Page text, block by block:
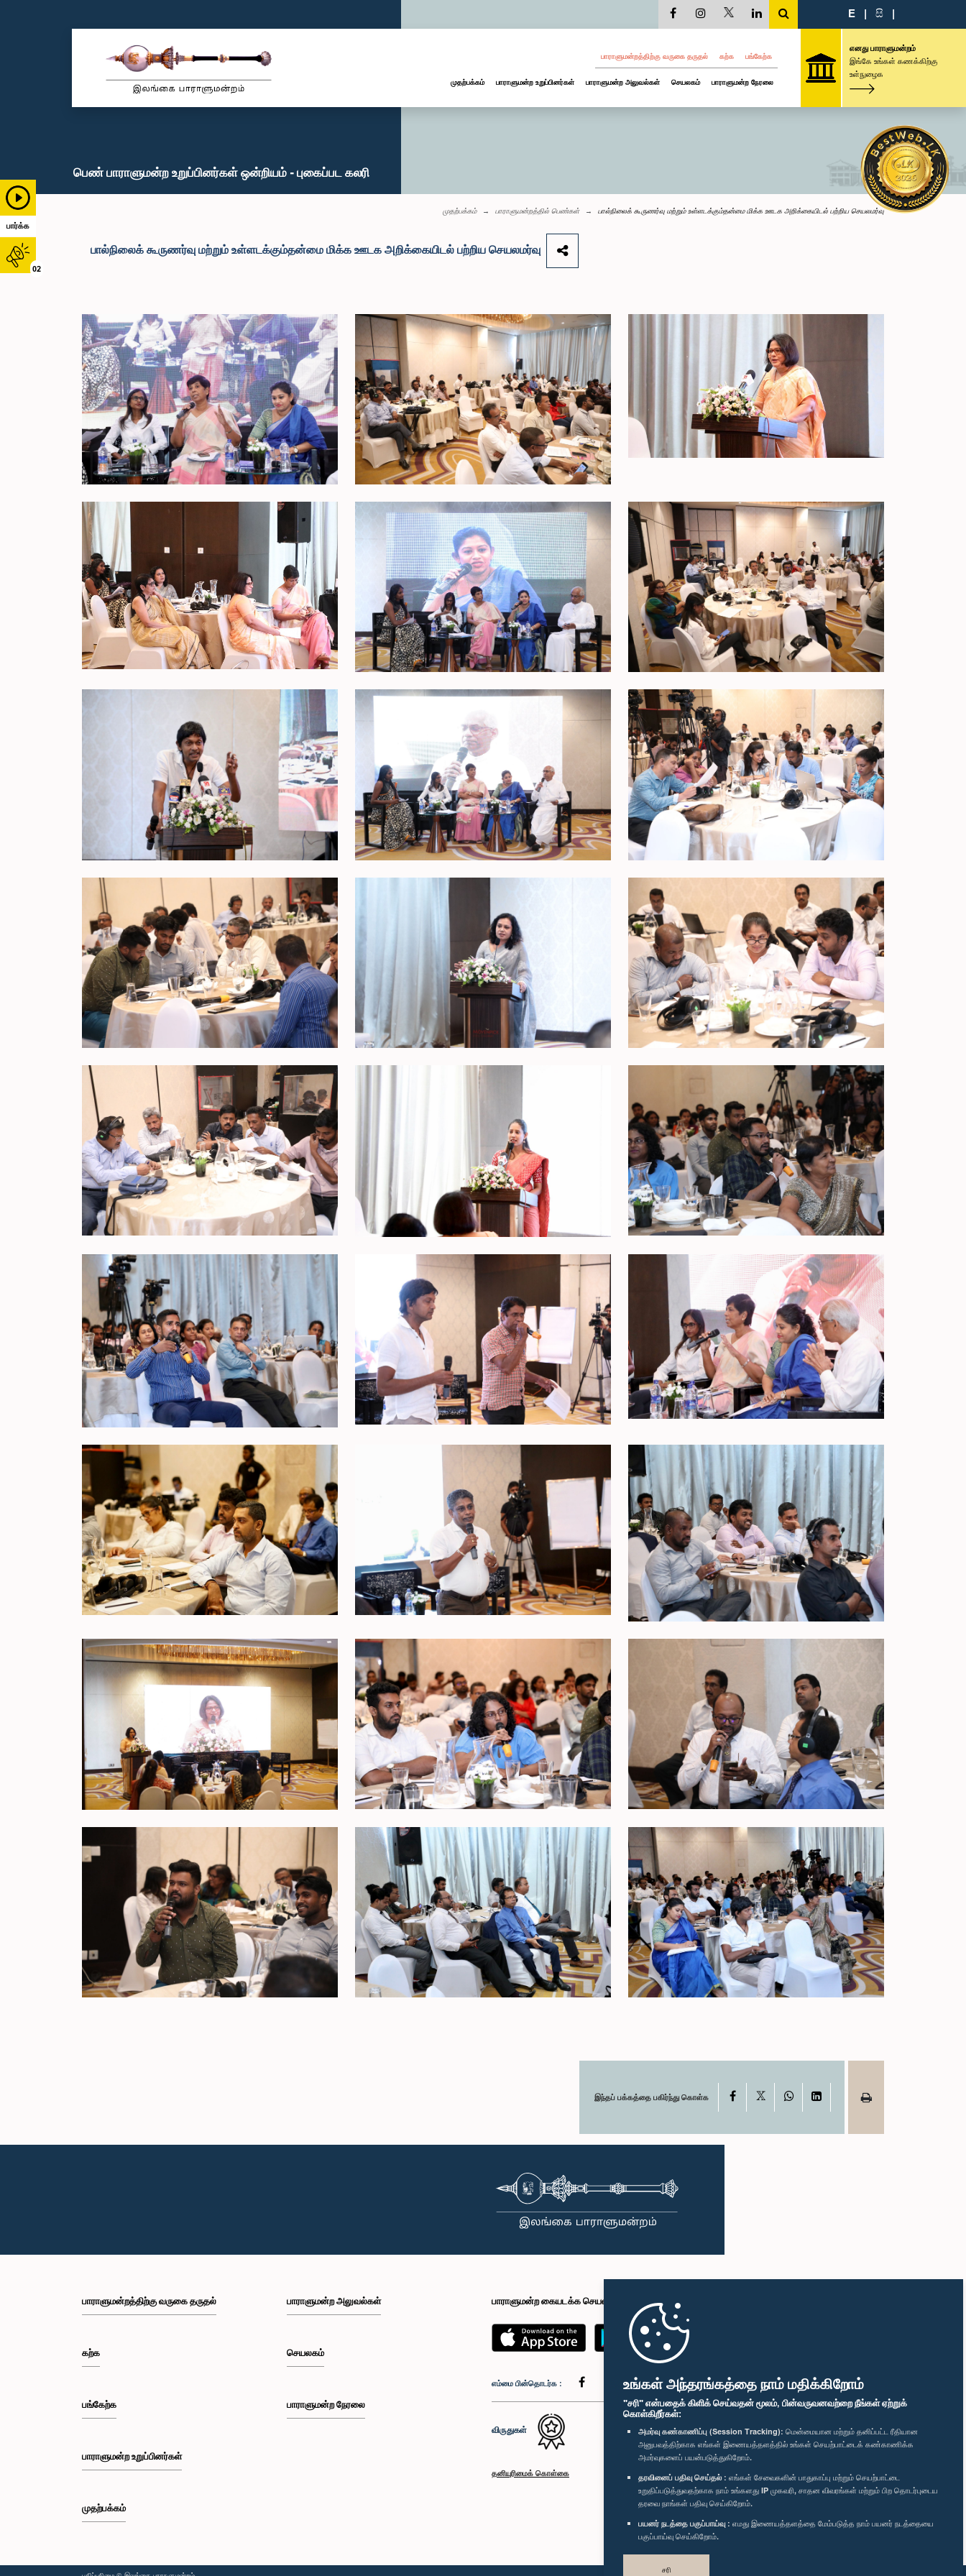
உங்கள் அந்தரங்கத்தை நாம் மதிக்கிறோம்
"சரி" என்பதைக் கிளிக் செய்வதன் மூலம், பின்வருவனவற்றை நீங்கள் ஏற்றுக்
கொள்கிறீர்கள்:
அமர்வு கண்காணிப்பு (Session Tracking): மென்மையான மற்றும் தனிப்பட்ட ரீதியான
அனுபவத்திற்காக எங்கள் இணையத்தளத்தில் உங்கள் செயற்பாட்டைக் கண்காணிக்க
அமர்வுகளைப் பயன்படுத்துகிறோம்.
தரவினைப் பதிவு செய்தல் : எங்கள் சேவைகளின் பாதுகாப்பு மற்றும் செயற்பாட்டை
உறுதிப்படுத்துவதற்காக நாம் உங்களது IP முகவரி, சாதன விவரங்கள் மற்றும் பிற தொடர்புடைய
தரவை நாங்கள் பதிவு செய்கிறோம்.
பயனர் நடத்தை பகுப்பாய்வு : எமது இணையத்தளத்தை மேம்படுத்த நாம் பயனர் நடத்தையை
பகுப்பாய்வு செய்கிறோம்.
சரி
பார்க்க
02
E | සි |
பாராளுமன்றத்திற்கு வருகை தருதல் கற்க பங்கேற்க
முதற்பக்கம் பாராளுமன்ற உறுப்பினர்கள் பாராளுமன்ற அலுவல்கள் செயலகம் பாராளுமன்ற நேரலை
எனது பாராளுமன்றம்
இங்கே உங்கள் கணக்கிற்கு
உள்நுழைக
பெண் பாராளுமன்ற உறுப்பினர்கள் ஒன்றியம் - புகைப்பட கலரி
முதற்பக்கம் பாராளுமன்றத்தில் பெண்கள் பால்நிலைக் கூருணர்வு மற்றும் உள்ளடக்கும்தன்மை மிக்க ஊடக அறிக்கையிடல் பற்றிய செயலமர்வு
பால்நிலைக் கூருணர்வு மற்றும் உள்ளடக்கும்தன்மை மிக்க ஊடக அறிக்கையிடல் பற்றிய செயலமர்வு
இந்தப் பக்கத்தை பகிர்ந்து கொள்க Facebook WhatsAppLinkedIn
பாராளுமன்றத்திற்கு வருகை தருதல்
கற்க
பங்கேற்க
பாராளுமன்ற உறுப்பினர்கள்
முதற்பக்கம்
பாராளுமன்ற அலுவல்கள்
செயலகம்
பாராளுமன்ற நேரலை
பாராளுமன்ற கையடக்க செயலி
எம்மை பின்தொடர்க :
விருதுகள்
தனியுரிமைக் கொள்கை